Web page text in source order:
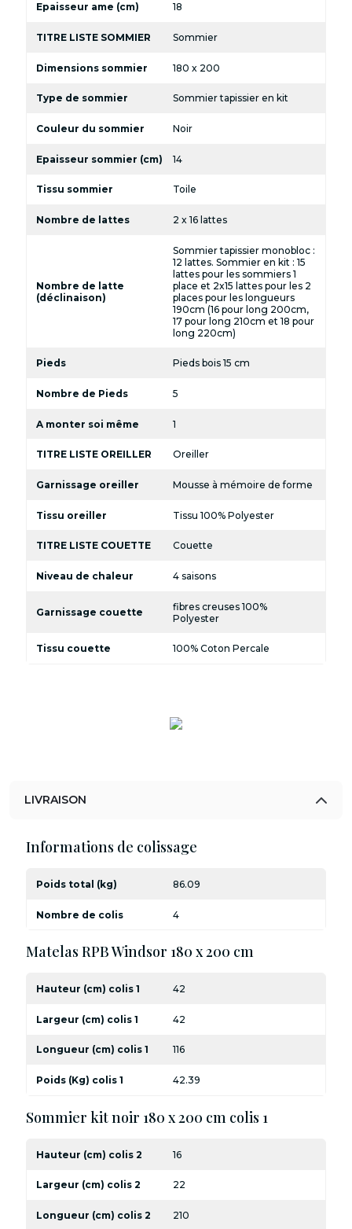
Epaisseur ame (cm) 18
TITRE LISTE SOMMIER Sommier
Dimensions sommier 180 x 200
Type de sommier Sommier tapissier en kit
Couleur du sommier Noir
Epaisseur sommier (cm) 14
Tissu sommier Toile
Nombre de lattes 2 x 16 lattes
Nombre de latte
(déclinaison)
Sommier tapissier monobloc :
12 lattes. Sommier en kit : 15
lattes pour les sommiers 1
place et 2x15 lattes pour les 2
places pour les longueurs
190cm (16 pour long 200cm,
17 pour long 210cm et 18 pour
long 220cm)
Pieds Pieds bois 15 cm
Nombre de Pieds 5
A monter soi même 1
TITRE LISTE OREILLER Oreiller
Garnissage oreiller Mousse à mémoire de forme
Tissu oreiller Tissu 100% Polyester
TITRE LISTE COUETTE Couette
Niveau de chaleur 4 saisons
Garnissage couette
fibres creuses 100%
Polyester
Tissu couette 100% Coton Percale
LIVRAISON
Informations de colissage
Poids total (kg) 86.09
Nombre de colis 4
Matelas RPB Windsor 180 x 200 cm
Hauteur (cm) colis 1 42
Largeur (cm) colis 1 42
Longueur (cm) colis 1 116
Poids (Kg) colis 1 42.39
Sommier kit noir 180 x 200 cm colis 1
Hauteur (cm) colis 2 16
Largeur (cm) colis 2 22
Longueur (cm) colis 2 210